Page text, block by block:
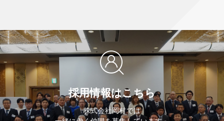
採用情報はこちら
株式会社岡村では